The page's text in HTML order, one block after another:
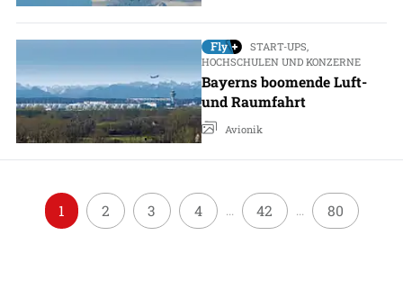
START-UPS,
HOCHSCHULEN UND KONZERNE
Bayerns boomende Luft-
und Raumfahrt
Avionik
1 2 3 4 ... 42 ... 80